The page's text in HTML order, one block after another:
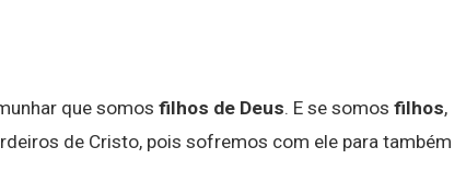
que somos filhos de Deus. E se somos filhos,
de Cristo, pois sofremos com ele para também